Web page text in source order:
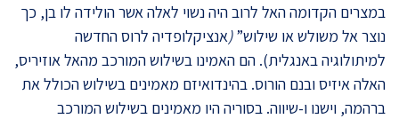
במצרים הקדומה האל לרוב היה נשוי לאלה אשר הולידה לו בן, כך
נוצר אל משולש או שילוש”(אנציקלופדיה לרוס החדשה
למיתולוגיה באנגלית). הם האמינו בשילוש המורכב מהאל אוזיריס,
האלה איזיס ובנם הורוס. בהינדואיזם מאמינים בשילוש הכולל את
ברהמה, וישנו ו-שיווה. בסוריה היו מאמינים בשילוש המורכב